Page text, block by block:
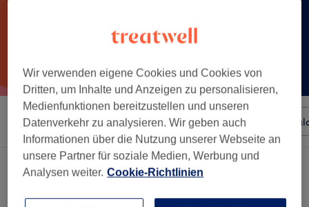
Sortieren nach Beliebiger Preis Besonderheiten
wimpernverlängerung in Taucha
Wir verwenden eigene Cookies und Cookies von
Dritten, um Inhalte und Anzeigen zu personalisieren,
Medienfunktionen bereitzustellen und unseren
Datenverkehr zu analysieren. Wir geben auch
Informationen über die Nutzung unserer Webseite an
unsere Partner für soziale Medien, Werbung und
Analysen weiter. Cookie-Richtlinien